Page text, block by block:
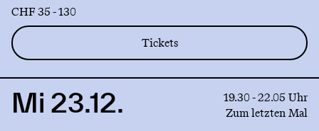
CHF 35 - 130
Tickets
LinkMi 23.12.
19.30 - 22.05 Uhr
Zum letzten Mal